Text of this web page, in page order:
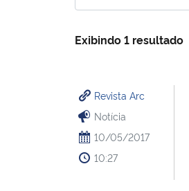
Exibindo 1 resultado
Revista Arc
Notícia
10/05/2017
10:27